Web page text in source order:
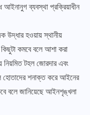
ব্যবস্থা প্রক্রিয়াধীন
উদ্ধার হওয়ায় স্থানীয়
কমবে বলে আশা করা
নিয়মিত টহল জোরদার এবং
হোতাদের শনাক্ত করে আইনের
বলে জানিয়েছে আইনশৃঙ্খলা